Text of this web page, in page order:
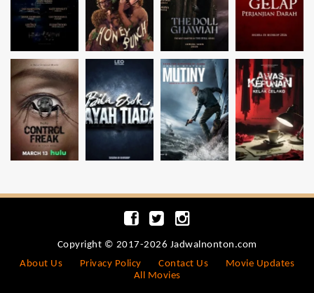
Copyright © 2017-2026 Jadwalnonton.com
About Us
Privacy Policy Contact Us
Movie Updates
All Movies